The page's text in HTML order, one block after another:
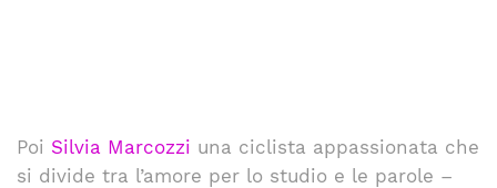
Poi Silvia Marcozzi una ciclista appassionata che
si divide tra l’amore per lo studio e le parole –